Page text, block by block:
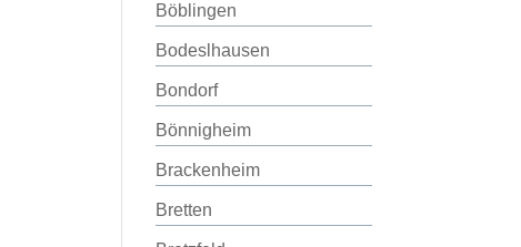
Böblingen
Bodeslhausen
Bondorf
Bönnigheim
Brackenheim
Bretten